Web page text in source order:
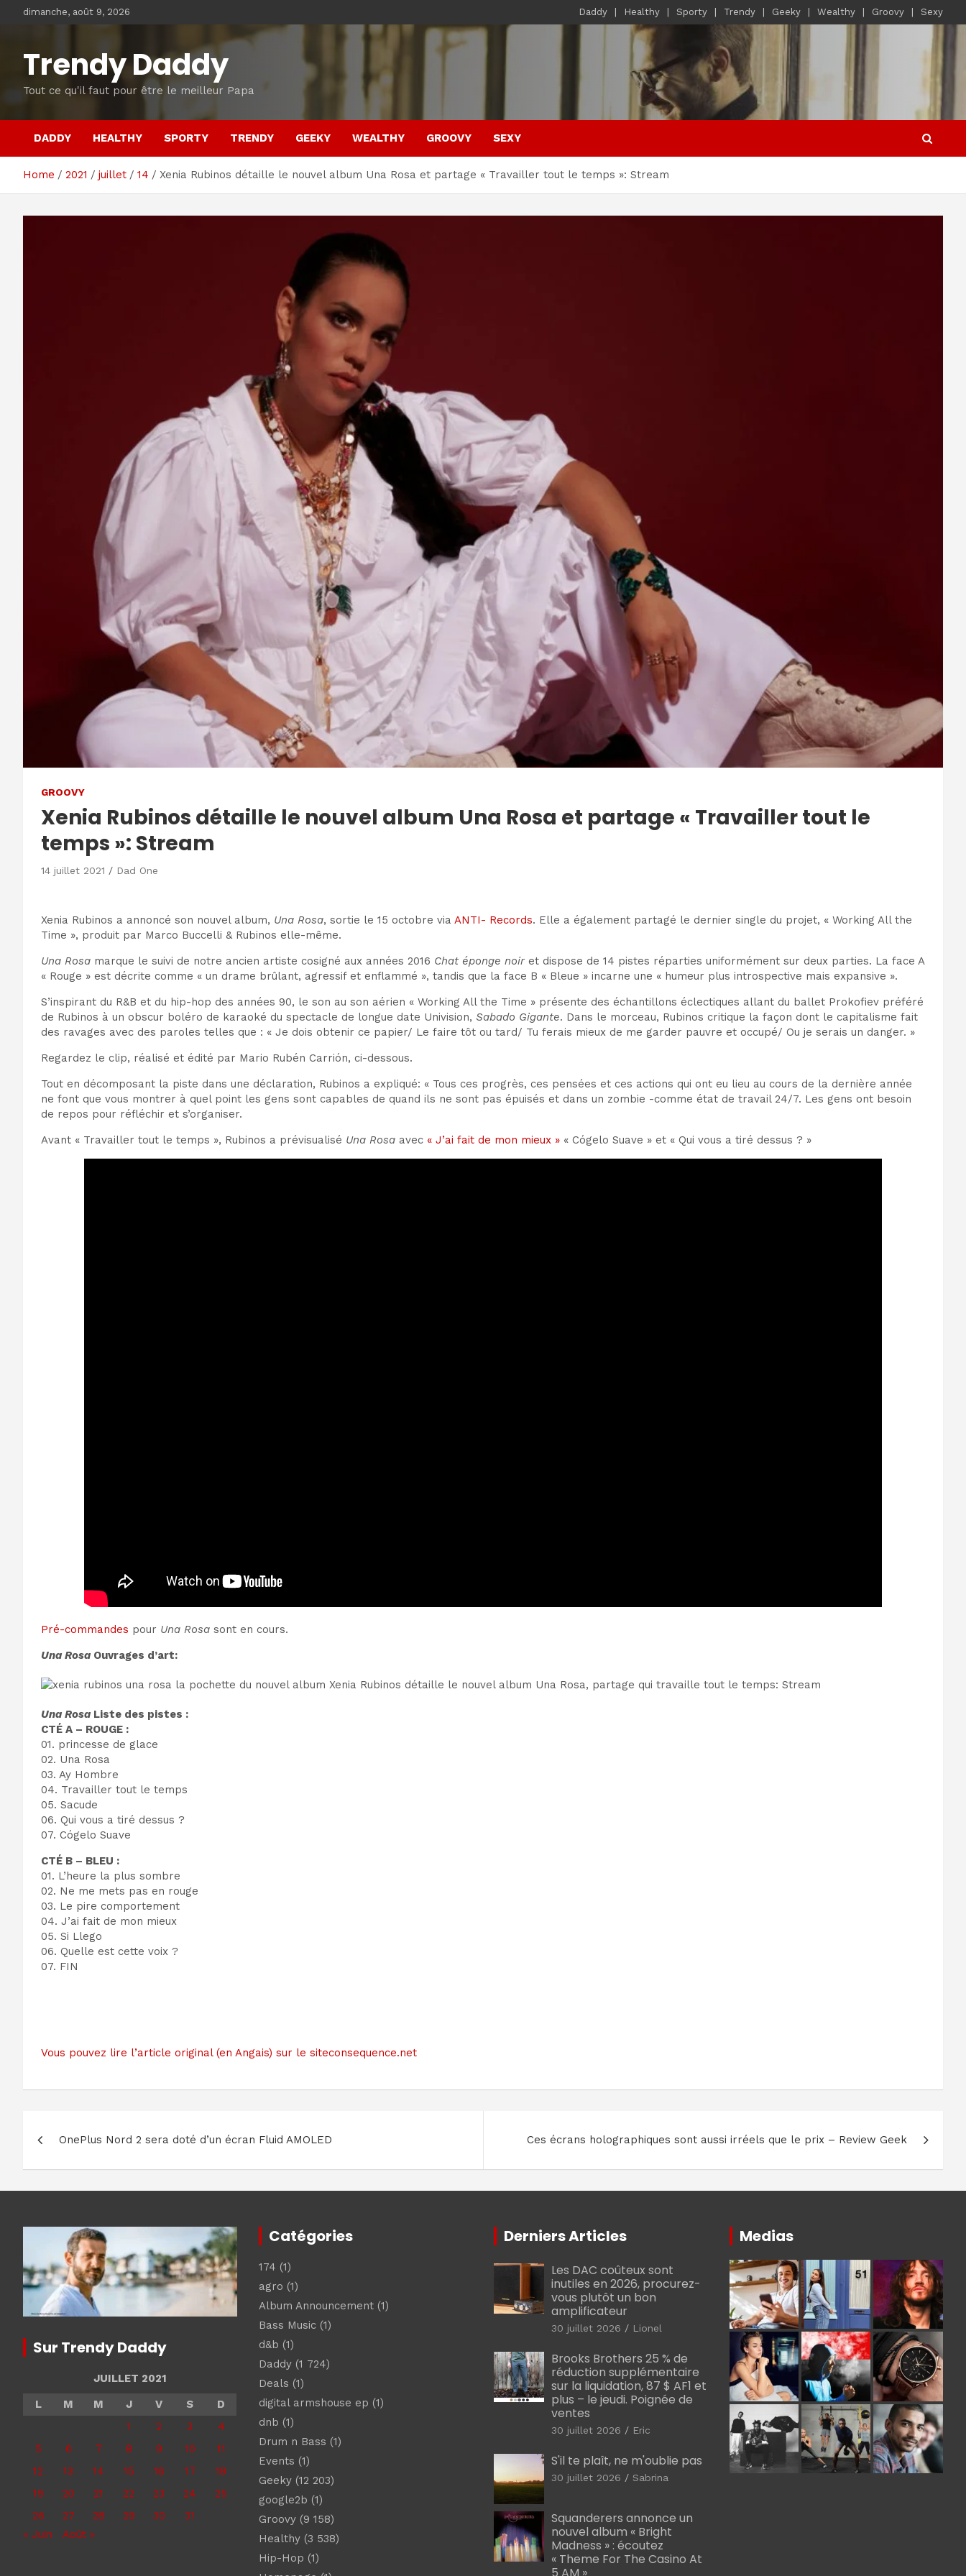
dimanche, août 9, 2026 Daddy Healthy Sporty Trendy Geeky Wealthy Groovy Sexy
Trendy Daddy
Tout ce qu'il faut pour être le meilleur Papa
DADDY HEALTHY SPORTY TRENDY GEEKY WEALTHY GROOVY SEXY
Home 2021 juillet 14 Xenia Rubinos détaille le nouvel album Una Rosa et partage « Travailler tout le temps »: Stream
GROOVY
Xenia Rubinos détaille le nouvel album Una Rosa et partage « Travailler tout le
temps »: Stream
14 juillet 2021 Dad One
Xenia Rubinos a annoncé son nouvel album, Una Rosa, sortie le 15 octobre via ANTI- Records. Elle a également partagé le dernier single du projet, « Working All the
Time », produit par Marco Buccelli & Rubinos elle-même.
Una Rosa marque le suivi de notre ancien artiste cosigné aux années 2016 Chat éponge noir et dispose de 14 pistes réparties uniformément sur deux parties. La face A
« Rouge » est décrite comme « un drame brûlant, agressif et enflammé », tandis que la face B « Bleue » incarne une « humeur plus introspective mais expansive ».
S’inspirant du R&B et du hip-hop des années 90, le son au son aérien « Working All the Time » présente des échantillons éclectiques allant du ballet Prokofiev préféré
de Rubinos à un obscur boléro de karaoké du spectacle de longue date Univision, Sabado Gigante. Dans le morceau, Rubinos critique la façon dont le capitalisme fait
des ravages avec des paroles telles que : « Je dois obtenir ce papier/ Le faire tôt ou tard/ Tu ferais mieux de me garder pauvre et occupé/ Ou je serais un danger. »
Regardez le clip, réalisé et édité par Mario Rubén Carrión, ci-dessous.
Tout en décomposant la piste dans une déclaration, Rubinos a expliqué: « Tous ces progrès, ces pensées et ces actions qui ont eu lieu au cours de la dernière année
ne font que vous montrer à quel point les gens sont capables de quand ils ne sont pas épuisés et dans un zombie -comme état de travail 24/7. Les gens ont besoin
de repos pour réfléchir et s’organiser.
Avant « Travailler tout le temps », Rubinos a prévisualisé Una Rosa avec « J’ai fait de mon mieux » « Cógelo Suave » et « Qui vous a tiré dessus ? »
Pré-commandes pour Una Rosa sont en cours.
Una RosaOuvrages d’art:
Una RosaListe des pistes :
CTÉ A – ROUGE :
01. princesse de glace
02. Una Rosa
03. Ay Hombre
04. Travailler tout le temps
05. Sacude
06. Qui vous a tiré dessus ?
07. Cógelo Suave
CTÉ B – BLEU :
01. L’heure la plus sombre
02. Ne me mets pas en rouge
03. Le pire comportement
04. J’ai fait de mon mieux
05. Si Llego
06. Quelle est cette voix ?
07. FIN
Vous pouvez lire l’article original (en Angais) sur le siteconsequence.net
de
l’article
OnePlus Nord 2 sera doté d’un écran Fluid AMOLED Ces écrans holographiques sont aussi irréels que le prix – Review Geek
Sur Trendy Daddy
JUILLET 2021
L
M M J V S
D
1
2 3
4
5
6 7 8 9 10
11
12
13 14 15 16 17
18
19
20 21 22 23 24
25
26
27 28 29 30
31
« Juin
Août »
Catégories
174 (1)
agro (1)
Album Announcement(1)
Bass Music(1)
d&b (1)
Daddy(1 724)
Deals (1)
digital armshouse ep (1)
dnb (1)
Drum n Bass (1)
Events (1)
Geeky(12 203)
google2b (1)
Groovy(9 158)
Healthy(3 538)
Hip-Hop (1)
Derniers Articles
Les DAC coûteux sont
inutiles en 2026, procurez-
vous plutôt un bon
amplificateur
30 juillet 2026 Lionel
Brooks Brothers 25 % de
réduction supplémentaire
sur la liquidation, 87 $ AF1 et
plus – le jeudi. Poignée de
ventes
30 juillet 2026 Eric
S'il te plaît, ne m'oublie pas
30 juillet 2026 Sabrina
Squanderers annonce un
nouvel album « Bright
Madness » : écoutez
« Theme For The Casino At
Medias